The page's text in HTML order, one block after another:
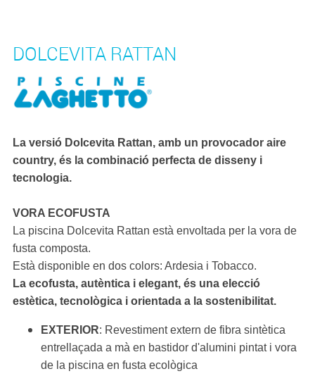
DOLCEVITA RATTAN
La versió Dolcevita Rattan, amb un provocador aire
country, és la combinació perfecta de disseny i
tecnologia.
VORA ECOFUSTA
La piscina Dolcevita Rattan està envoltada per la vora de
fusta composta.
Està disponible en dos colors: Ardesia i Tobacco.
La ecofusta, autèntica i elegant, és una elecció
estètica, tecnològica i orientada a la sostenibilitat.
EXTERIOR: Revestiment extern de fibra sintètica
entrellaçada a mà en bastidor d'alumini pintat i vora
de la piscina en fusta ecològica